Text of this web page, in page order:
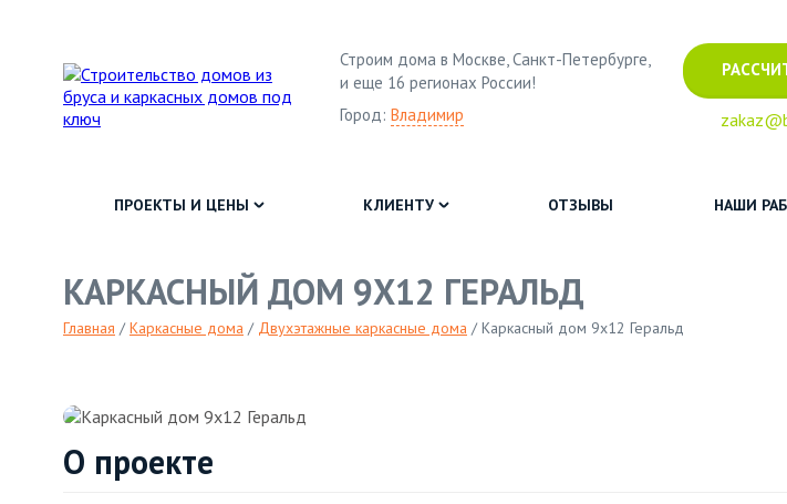
Строим дома в Москве, Санкт-Петербурге,
и еще 16 регионах России!
Город: Владимир
ПРОЕКТЫ И ЦЕНЫ КЛИЕНТУ ОТЗЫВЫ НАШИ
КАРКАСНЫЙ ДОМ 9Х12 ГЕРАЛЬД
Главная /Каркасные дома / Двухэтажные каркасные дома /Каркасный дом 9х12 Геральд
О проекте